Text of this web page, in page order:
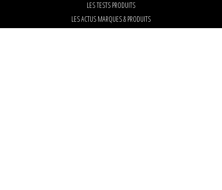
LES TESTS PRODUITS
LES ACTUS MARQUES & PRODUITS